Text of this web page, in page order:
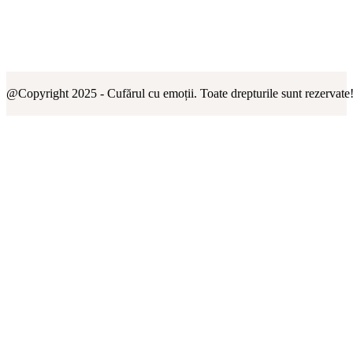
@Copyright 2025 - Cufărul cu emoții. Toate drepturile sunt rezervate!